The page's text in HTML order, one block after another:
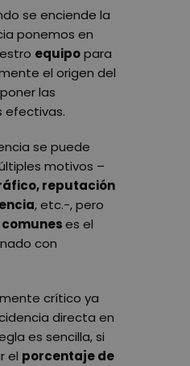
se enciende la
ponemos en
equipopara
el origen del
las
efectivas.
se puede
motivos –
reputación
, etc.-, pero
es el
con
crítico ya
directa en
es sencilla, si
el porcentaje de